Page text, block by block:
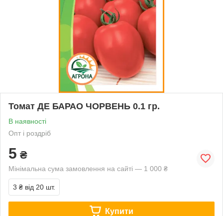
Томат ДЕ БАРАО ЧОРВЕНЬ 0.1 гр.
В наявності
Опт і роздріб
5 ₴
Мінімальна сума замовлення на сайті — 1 000 ₴
3 ₴ від 20 шт.
Купити